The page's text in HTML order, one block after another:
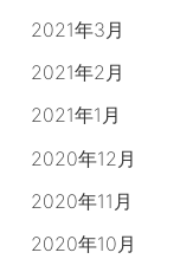
2021年3月
2021年2月
2021年1月
2020年12月
2020年11月
2020年10月